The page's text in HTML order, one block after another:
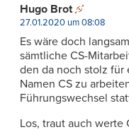
Hugo Brot
27.01.2020 um 08:08
Es wäre doch
sämtliche CS-
den da noch stolz für
Namen CS zu
Führungswechsel
Los, traut auch werte